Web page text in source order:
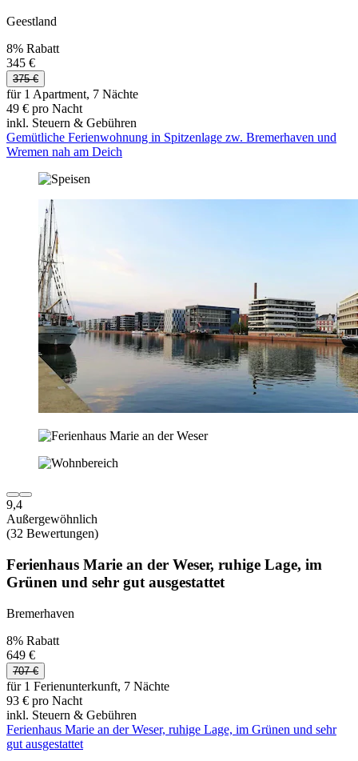
Geestland
8% Rabatt
345 €
375 €
für 1 Apartment, 7 Nächte
49 € pro Nacht
inkl. Steuern & Gebühren
Gemütliche Ferienwohnung in Spitzenlage zw. Bremerhaven und
Wremen nah am Deich
9,4
Außergewöhnlich
(32 Bewertungen)
Ferienhaus Marie an der Weser, ruhige Lage, im
Grünen und sehr gut ausgestattet
Bremerhaven
8% Rabatt
649 €
707 €
für 1 Ferienunterkunft, 7 Nächte
93 € pro Nacht
inkl. Steuern & Gebühren
Ferienhaus Marie an der Weser, ruhige Lage, im Grünen und sehr
gut ausgestattet